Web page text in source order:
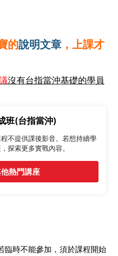
的說明文章 ，上課才
沒有台指當沖基礎的學員
班(台指當沖)
不提供課後影音。若想持續學
探索更多實戰內容。
熱門講座
臨時不能參加，須於課程開始